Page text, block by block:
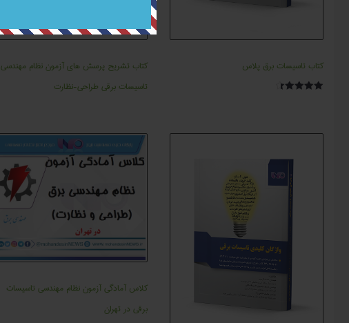
کتاب تاسیسات برق پلاس
کتاب تشریح پرسش های آزمون نظام مهندسی
تاسیسات برقی طراحی-نظارت
کلاس آمادگی آزمون نظام مهندسی تاسیسات
برقی در تهران